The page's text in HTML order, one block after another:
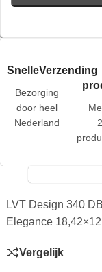
SnelleVerzending
Bezorging
door heel
Nederland
LVT Design 340
Elegance
Vergelijk